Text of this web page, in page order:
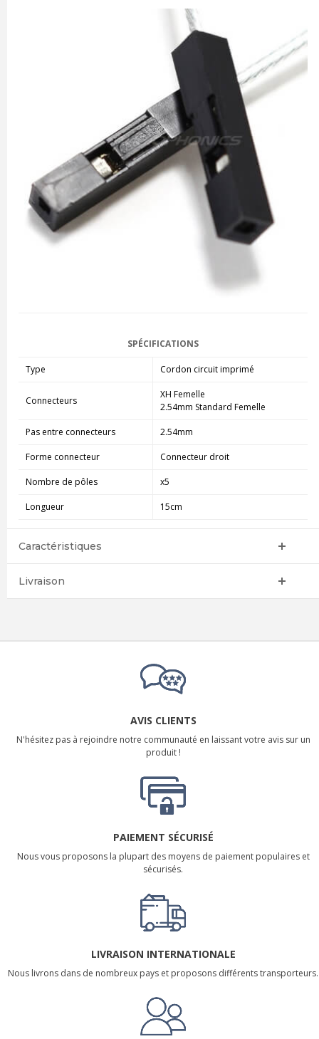
SPÉCIFICATIONS
Type Cordon circuit imprimé
Connecteurs
XH Femelle
2.54mm Standard Femelle
Pas entre connecteurs 2.54mm
Forme connecteur Connecteur droit
Nombre de pôles x5
Longueur 15cm
Caractéristiques
Livraison
AVIS CLIENTS
N'hésitez pas à rejoindre notre communauté en laissant votre avis sur un
produit !
PAIEMENT SÉCURISÉ
Nous vous proposons la plupart des moyens de paiement populaires et
sécurisés.
LIVRAISON INTERNATIONALE
Nous livrons dans de nombreux pays et proposons différents transporteurs.